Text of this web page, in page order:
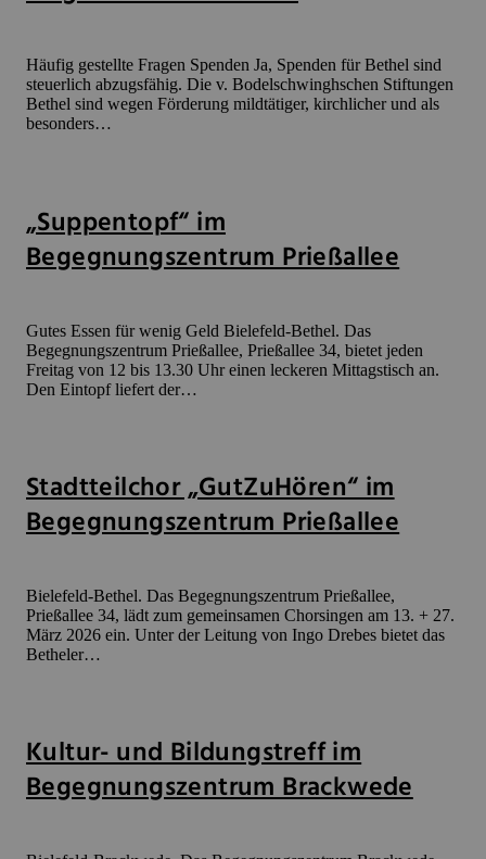
Häufig gestellte Fragen Spenden Ja, Spenden für Bethel sind
steuerlich abzugsfähig. Die v. Bodelschwinghschen Stiftungen
Bethel sind wegen Förderung mildtätiger, kirchlicher und als
besonders…
„Suppentopf“ im
Begegnungszentrum Prießallee
Gutes Essen für wenig Geld Bielefeld-Bethel. Das
Begegnungszentrum Prießallee, Prießallee 34, bietet jeden
Freitag von 12 bis 13.30 Uhr einen leckeren Mittagstisch an.
Den Eintopf liefert der…
Stadtteilchor „GutZuHören“ im
Begegnungszentrum Prießallee
Bielefeld-Bethel. Das Begegnungszentrum Prießallee,
Prießallee 34, lädt zum gemeinsamen Chorsingen am 13. + 27.
März 2026 ein. Unter der Leitung von Ingo Drebes bietet das
Betheler…
Kultur- und Bildungstreff im
Begegnungszentrum Brackwede